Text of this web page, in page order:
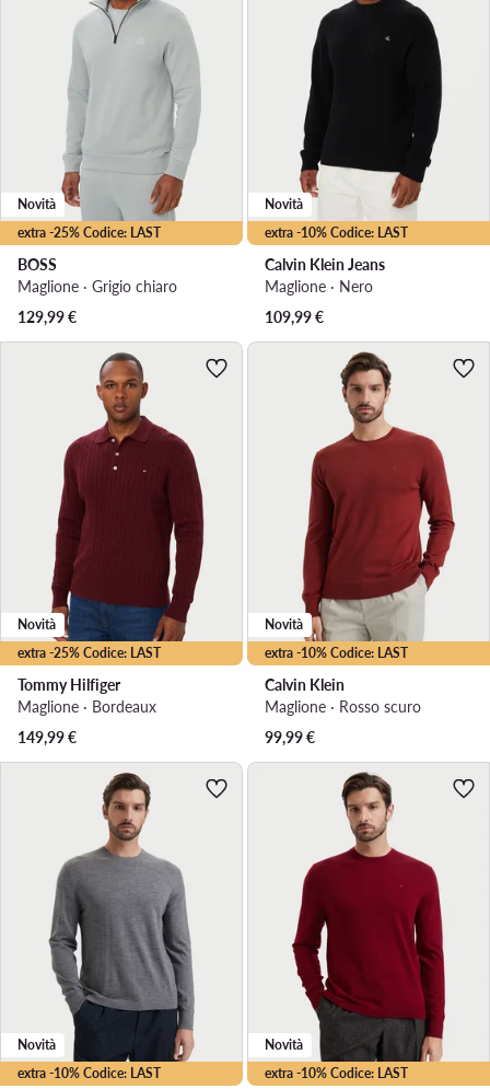
extra -25% Codice: LAST
Novità
BOSS
Maglione · Grigio chiaro
129,99€
extra -10% Codice: LAST
Novità
Calvin Klein Jeans
Maglione · Nero
109,99€
extra -25% Codice: LAST
Novità
Tommy Hilfiger
Maglione · Bordeaux
149,99€
extra -10% Codice: LAST
Novità
Calvin Klein
Maglione · Rosso scuro
99,99€
extra -10% Codice: LAST
Novità
extra -10% Codice: LAST
Novità